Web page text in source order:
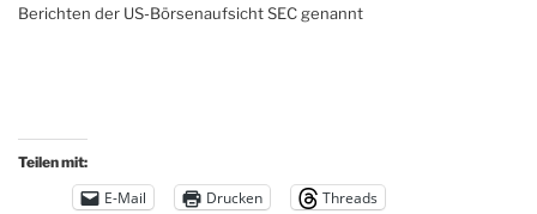
Berichten der US-Börsenaufsicht SEC genannt
Teilen mit:
E-Mail Drucken
Threads